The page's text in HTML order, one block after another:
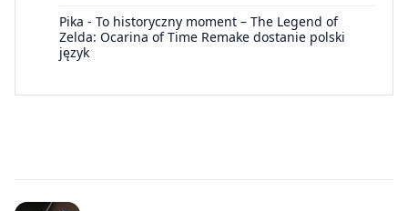
Pika - To historyczny moment – The Legend of
Zelda: Ocarina of Time Remake dostanie polski
język